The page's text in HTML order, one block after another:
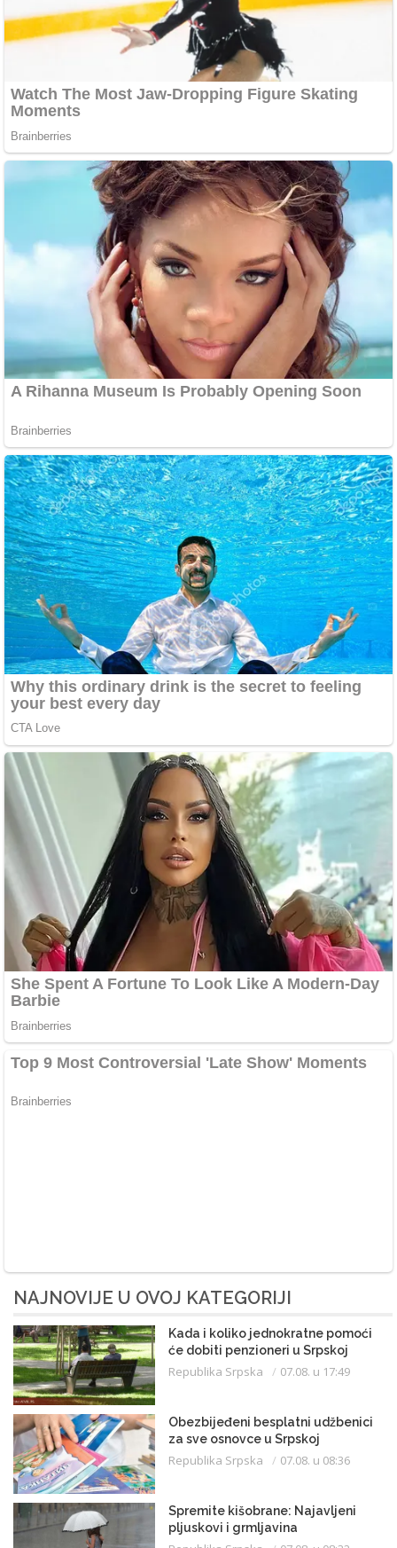
NAJNOVIJE U OVOJ KATEGORIJI
Kada i koliko jednokratne pomoći
će dobiti penzioneri u Srpskoj
Republika Srpska 07.08. u 17:49
Obezbijeđeni besplatni udžbenici
za sve osnovce u Srpskoj
Republika Srpska 07.08. u 08:36
Spremite kišobrane: Najavljeni
pljuskovi i grmljavina